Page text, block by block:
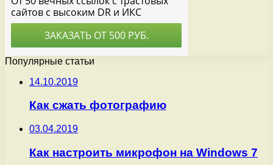
Популярные статьи
14.10.2019
Как сжать фотографию
03.04.2019
Как настроить микрофон на Windows 7